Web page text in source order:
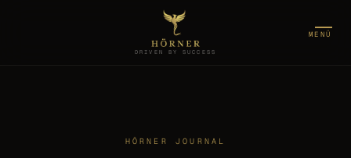
DRIVEN BY SUCCESS
MENÜ
HÖRNER JOURNAL